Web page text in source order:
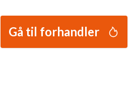
Gå til forhandler